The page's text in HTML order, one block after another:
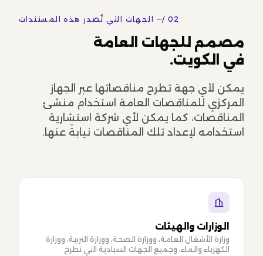
الجهات التي تُصدر هذه المستندات — 02 /
مصمم للجهات العامة
في الكويت.
يمكن لأي جهة تطرح مناقصاتها عبر الجهاز
المركزي للمناقصات العامة استخدام منشئ
المناقصات، كما يمكن لأي شركة استشارية
استخدامه لإعداد تلك المناقصات نيابةً عنها.
الوزارات والهيئات
وزارة الأشغال العامة، ووزارة الصحة، ووزارة التربية، ووزارة
الكهرباء والماء، وجميع الجهات السيادية التي تطرح